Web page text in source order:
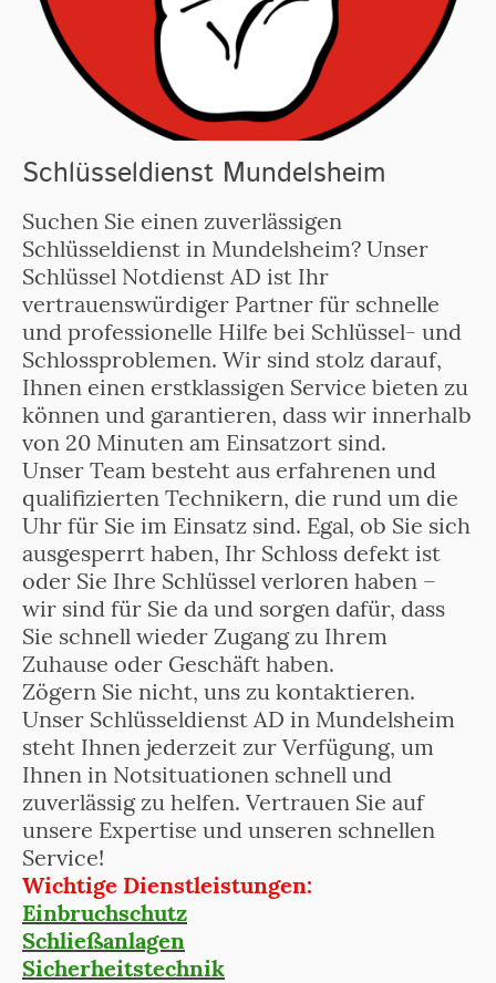
Schlüsseldienst Mundelsheim
Suchen Sie einen zuverlässigen
Schlüsseldienst in Mundelsheim? Unser
Schlüssel Notdienst AD ist Ihr
vertrauenswürdiger Partner für schnelle
und professionelle Hilfe bei Schlüssel- und
Schlossproblemen. Wir sind stolz darauf,
Ihnen einen erstklassigen Service bieten zu
können und garantieren, dass wir innerhalb
von 20 Minuten am Einsatzort sind.
Unser Team besteht aus erfahrenen und
qualifizierten Technikern, die rund um die
Uhr für Sie im Einsatz sind. Egal, ob Sie sich
ausgesperrt haben, Ihr Schloss defekt ist
oder Sie Ihre Schlüssel verloren haben –
wir sind für Sie da und sorgen dafür, dass
Sie schnell wieder Zugang zu Ihrem
Zuhause oder Geschäft haben.
Zögern Sie nicht, uns zu kontaktieren.
Unser Schlüsseldienst AD in Mundelsheim
steht Ihnen jederzeit zur Verfügung, um
Ihnen in Notsituationen schnell und
zuverlässig zu helfen. Vertrauen Sie auf
unsere Expertise und unseren schnellen
Service!
Wichtige Dienstleistungen:
Einbruchschutz
Schließanlagen
Sicherheitstechnik